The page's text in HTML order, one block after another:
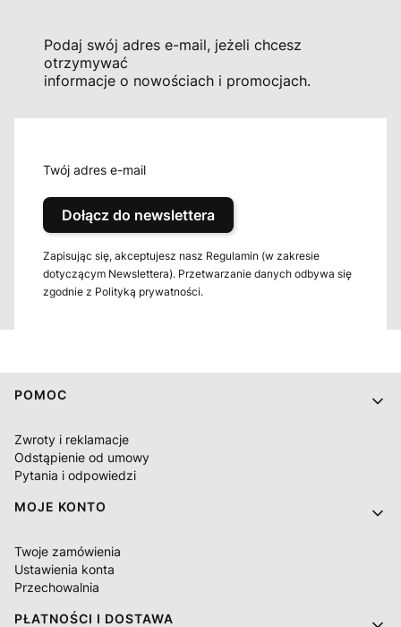
Podaj swój adres e-mail, jeżeli chcesz
otrzymywać
informacje o nowościach i promocjach.
Twój adres e-mail
Dołącz do newslettera
Zapisując się, akceptujesz nasz Regulamin (w zakresie
dotyczącym Newslettera). Przetwarzanie danych odbywa się
zgodnie z Polityką prywatności.
Linki w stopce
POMOC
Zwroty i reklamacje
Odstąpienie od umowy
Pytania i odpowiedzi
MOJE KONTO
Twoje zamówienia
Ustawienia konta
Przechowalnia
PŁATNOŚCI I DOSTAWA